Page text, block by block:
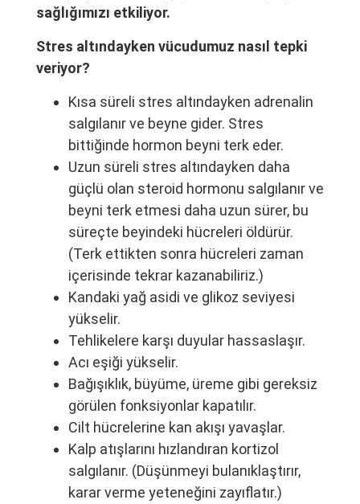
sağlığımızı etkiliyor.
Stres altındayken vücudumuz nasıl tepki
veriyor?
Kısa süreli stres altındayken adrenalin
salgılanır ve beyne gider. Stres
bittiğinde hormon beyni terk eder.
Uzun süreli stres altındayken daha
güçlü olan steroid hormonu salgılanır ve
beyni terk etmesi daha uzun sürer, bu
süreçte beyindeki hücreleri öldürür.
(Terk ettikten sonra hücreleri zaman
içerisinde tekrar kazanabiliriz.)
Kandaki yağ asidi ve glikoz seviyesi
yükselir.
Tehlikelere karşı duyular hassaslaşır.
Acı eşiği yükselir.
Bağışıklık, büyüme, üreme gibi gereksiz
görülen fonksiyonlar kapatılır.
Cilt hücrelerine kan akışı yavaşlar.
Kalp atışlarını hızlandıran kortizol
salgılanır. (Düşünmeyi bulanıklaştırır,
karar verme yeteneğini zayıflatır.)